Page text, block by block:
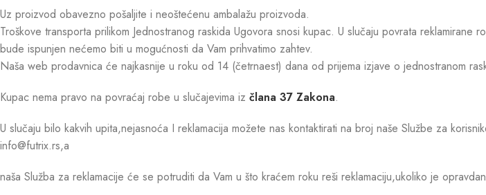
Uz proizvod obavezno pošaljite i neoštećenu ambalažu proizvoda.
Troškove transporta prilikom Jednostranog raskida Ugovora snosi kupac. U slučaju povrata
bude ispunjen nećemo biti u mogućnosti da Vam prihvatimo zahtev.
Naša web prodavnica će najkasnije u roku od 14 (četrnaest) dana od prijema izjave o jednostranom
Kupac nema pravo na povraćaj robe u slučajevima iz člana 37 Zakona.
U slučaju bilo kakvih upita,nejasnoća I reklamacija možete nas kontaktirati na broj naše Službe za
info@futrix.rs,a
naša Služba za reklamacije će se potruditi da Vam u što kraćem roku reši reklamaciju,ukoliko je